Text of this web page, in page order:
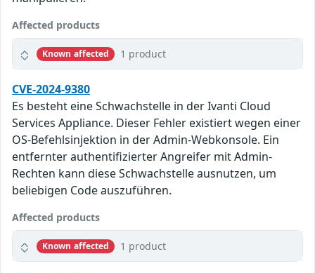
Affected products
Known affected 1 product
CVE-2024-9380
Es besteht eine Schwachstelle in der Ivanti Cloud
Services Appliance. Dieser Fehler existiert wegen einer
OS-Befehlsinjektion in der Admin-Webkonsole. Ein
entfernter authentifizierter Angreifer mit Admin-
Rechten kann diese Schwachstelle ausnutzen, um
beliebigen Code auszuführen.
Affected products
Known affected 1 product